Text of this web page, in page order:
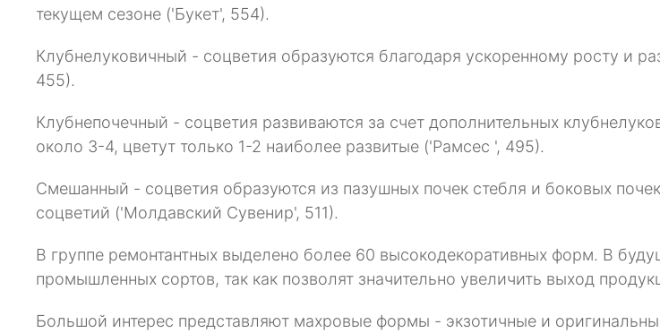
текущем сезоне ('Букет', 554).
Клубнелуковичный - соцветия образуются благодаря ускоренному росту и
455).
Клубнепочечный - соцветия развиваются за счет дополнительных
около 3-4, цветут только 1-2 наиболее развитые ('Рамсес ', 495).
Смешанный - соцветия образуются из пазушных почек стебля и боковых
соцветий ('Молдавский Сувенир', 511).
В группе ремонтантных выделено более 60 высокодекоративных форм. В
промышленных сортов, так как позволят значительно увеличить выход
Большой интерес представляют махровые формы - экзотичные и